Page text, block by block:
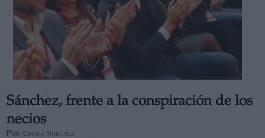
Sánchez, frente a la conspiración de los
necios
Por Concha Minguela